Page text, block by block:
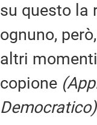
su questo la
ognuno,
altri
copione
Democratico)